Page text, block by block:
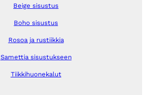
Beige sisustus
Boho sisustus
Rosoa ja rustiikkia
Samettia sisustukseen
Tiikkihuonekalut